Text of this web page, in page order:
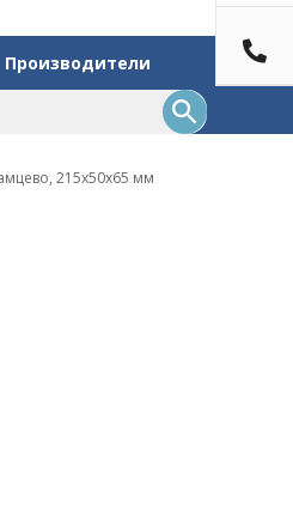
Производители
215х50х65 мм